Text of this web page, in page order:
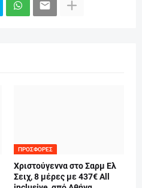
ΠΡΟΣΦΟΡΈΣ
Χριστούγεννα στο Σαρμ Ελ
Σειχ, 8 μέρες με 437€ All